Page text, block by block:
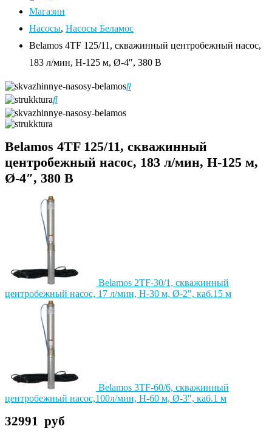
Магазин
Насосы, Насосы Беламос
Belamos 4TF 125/11, скважинный центробежный насос,
183 л/мин, Н-125 м, Ø-4″, 380 В
Belamos 4TF 125/11, скважинный
центробежный насос, 183 л/мин, Н-125 м,
Ø-4″, 380 В
Belamos 2TF-30/1, скважинный
центробежный насос, 17 л/мин, Н-30 м, Ø-2″, каб.15 м
Belamos 3TF-60/6, скважинный
центробежный насос,100л/мин, Н-60 м, Ø-3″, каб.1 м
32991 руб